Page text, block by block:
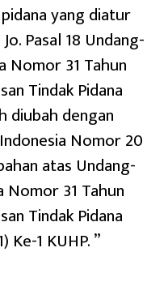
yang diatur
Pasal 18 Undang-
Nomor 31 Tahun
Tindak Pidana
diubah dengan
Nomor 20
atas Undang-
Nomor 31 Tahun
Tindak Pidana
Ke-1 KUHP. ”